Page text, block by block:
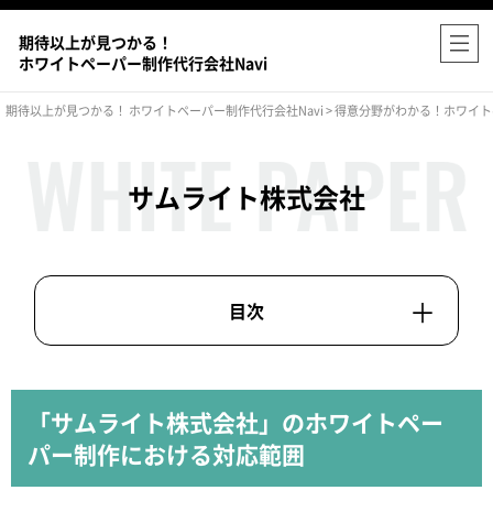
期待以上が見つかる！
ホワイトペーパー制作代行会社Navi
期待以上が見つかる！ ホワイトペーパー制作代行会社Navi>得意分野がわかる！ホワイ
サムライト株式会社
「サムライト株式会社」のホワイトペー
パー制作における対応範囲